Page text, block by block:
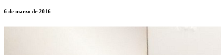
6 de marzo de 2016